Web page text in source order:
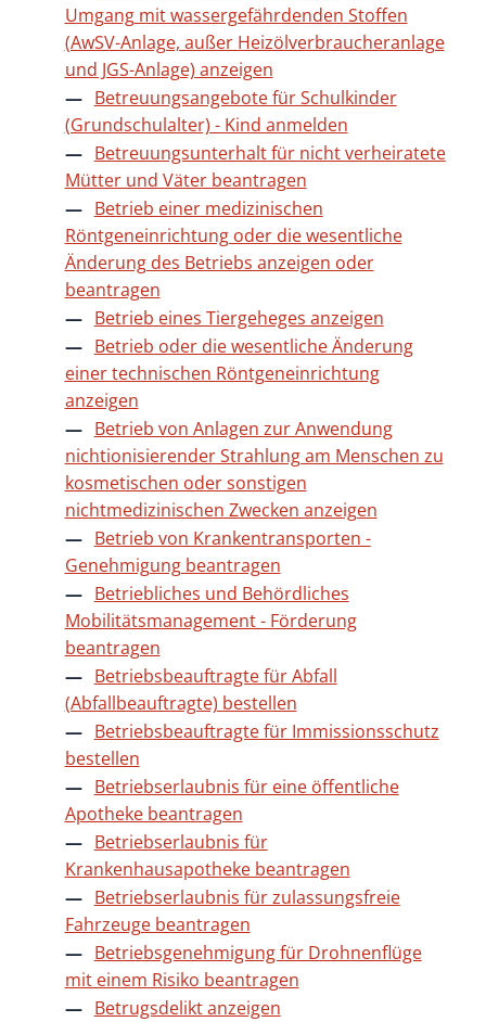
Umgang mit wassergefährdenden Stoffen
(AwSV-Anlage, außer Heizölverbraucheranlage
und JGS-Anlage) anzeigen
Betreuungsangebote für Schulkinder
(Grundschulalter) - Kind anmelden
Betreuungsunterhalt für nicht verheiratete
Mütter und Väter beantragen
Betrieb einer medizinischen
Röntgeneinrichtung oder die wesentliche
Änderung des Betriebs anzeigen oder
beantragen
Betrieb eines Tiergeheges anzeigen
Betrieb oder die wesentliche Änderung
einer technischen Röntgeneinrichtung
anzeigen
Betrieb von Anlagen zur Anwendung
nichtionisierender Strahlung am Menschen zu
kosmetischen oder sonstigen
nichtmedizinischen Zwecken anzeigen
Betrieb von Krankentransporten -
Genehmigung beantragen
Betriebliches und Behördliches
Mobilitätsmanagement - Förderung
beantragen
Betriebsbeauftragte für Abfall
(Abfallbeauftragte) bestellen
Betriebsbeauftragte für Immissionsschutz
bestellen
Betriebserlaubnis für eine öffentliche
Apotheke beantragen
Betriebserlaubnis für
Krankenhausapotheke beantragen
Betriebserlaubnis für zulassungsfreie
Fahrzeuge beantragen
Betriebsgenehmigung für Drohnenflüge
mit einem Risiko beantragen
Betrugsdelikt anzeigen